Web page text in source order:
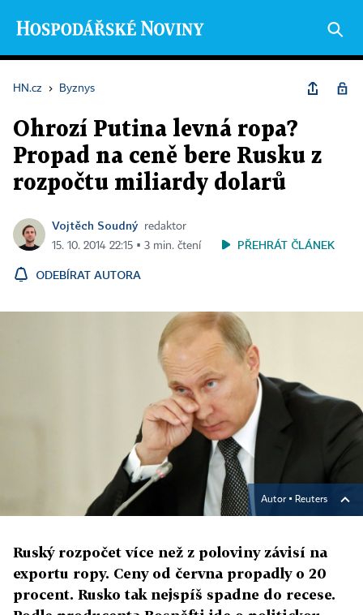
HN.cz › Byznys
Ohrozí Putina levná ropa?
Propad na ceně bere Rusku z
rozpočtu miliardy dolarů
Vojtěch Soudný
redaktor
15. 10. 2014 22:15 ▪ 3 min. čtení
PŘEHRÁT ČLÁNEK
ODEBÍRAT AUTORA
Autor ▪ Reuters
Ruský rozpočet více než z poloviny závisí na
exportu ropy. Ceny od června propadly o 20
procent. Rusko tak nejspíš spadne do recese.